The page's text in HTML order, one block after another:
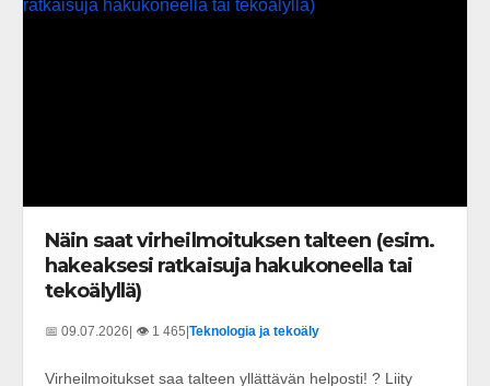
Näin saat virheilmoituksen talteen (esim.
hakeaksesi ratkaisuja hakukoneella tai
tekoälyllä)
📅 09.07.2026| 👁️ 1 465|Teknologia ja tekoäly
Virheilmoitukset saa talteen yllättävän helposti! ? Liity